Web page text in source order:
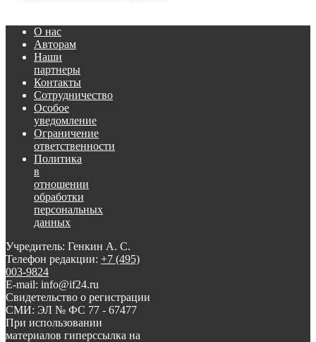
О нас
Авторам
Наши
партнеры
Контакты
Сотрудничество
Особое
уведомление
Ограничение
ответственности
Политика
в
отношении
обработки
персональных
данных
Учредитель: Генкин А. С.
Телефон редакции: +7 (495)
003-9824
E-mail: info@if24.ru
Свидетельство о регистрации
СМИ: ЭЛ № ФС 77 - 67477
При использовании
материалов гиперссылка на